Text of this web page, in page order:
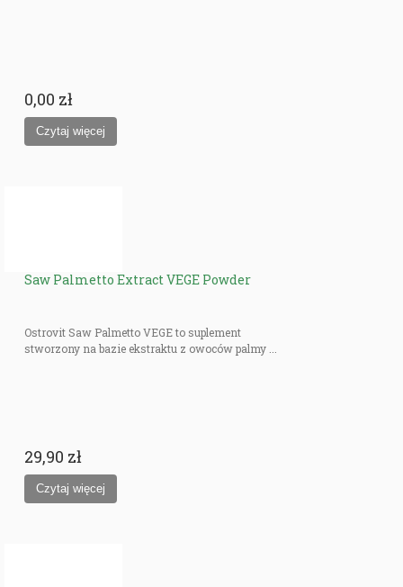
0,00 zł
Saw Palmetto Extract VEGE Powder
Ostrovit Saw Palmetto VEGE to suplement
stworzony na bazie ekstraktu z owoców palmy ...
29,90 zł